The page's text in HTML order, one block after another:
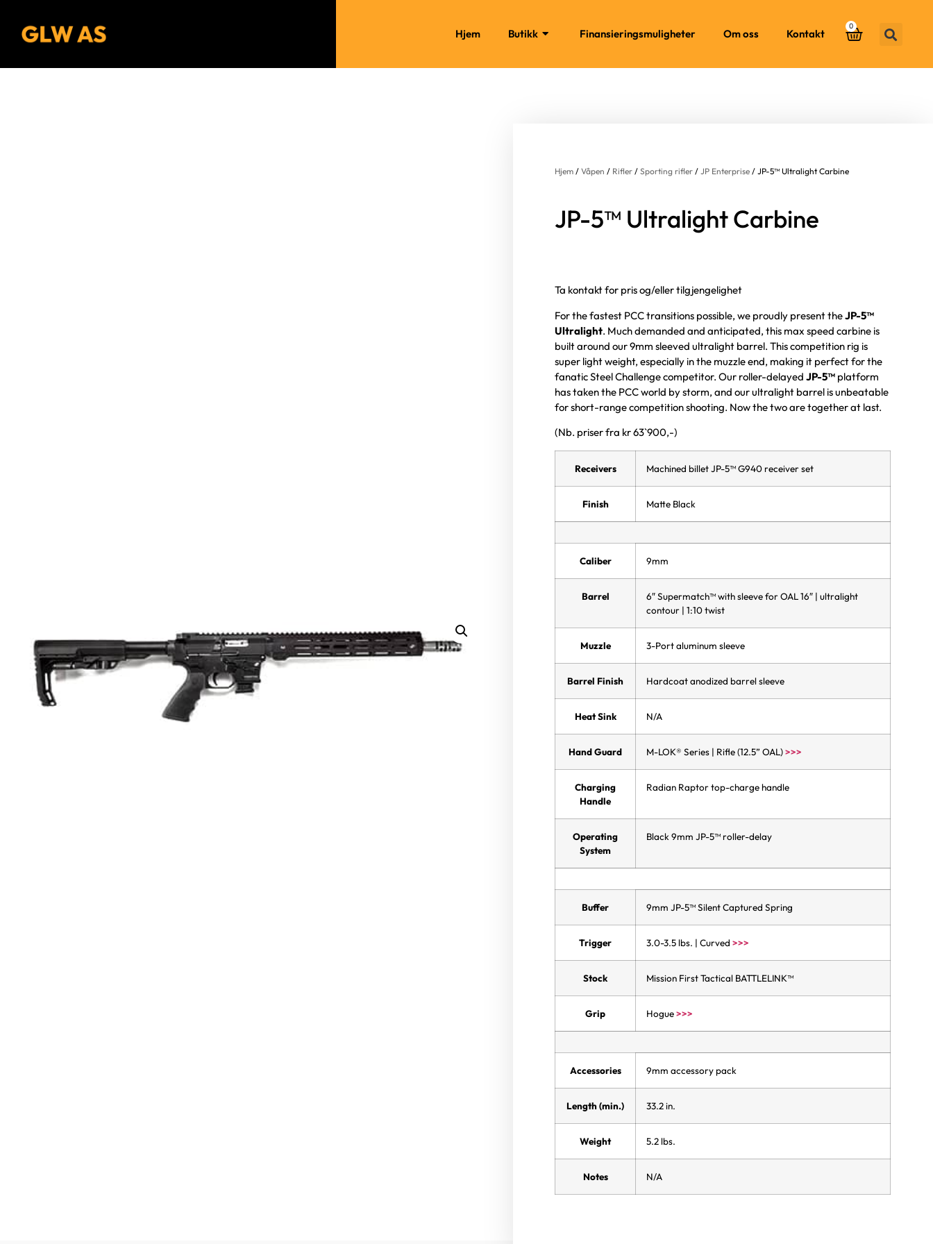
Hjem Butikk Finansieringsmuligheter Om oss Kontakt
0
Hjem /Våpen / Rifler /Sporting rifler /JP Enterprise / JP-5™ Ultralight Carbine
JP-5™ Ultralight Carbine
Ta kontakt for pris og/eller tilgjengelighet
For the fastest PCC transitions possible, we proudly present theJP-5™
Ultralight. Much demanded and anticipated, this max speed carbine is
built around our 9mm sleeved ultralight barrel. This competition rig is
super light weight, especially in the muzzle end, making it perfect for the
fanatic Steel Challenge competitor. Our roller-delayedJP-5™ platform
has taken the PCC world by storm, and our ultralight barrel is unbeatable
for short-range competition shooting. Now the two are together at last.
(Nb. priser fra kr 63`900,-)
Receivers Machined billet JP-5™ G940 receiver set
Finish Matte Black
Caliber 9mm
Barrel
6″ Supermatch™ with sleeve for OAL 16″ | ultralight
contour | 1:10 twist
Muzzle 3-Port aluminum sleeve
Barrel Finish Hardcoat anodized barrel sleeve
Heat Sink N/A
Hand Guard M-LOK® Series | Rifle (12.5” OAL)>>>
Charging
Handle
Radian Raptor top-charge handle
Operating
System
Black 9mm JP-5™ roller-delay
Buffer 9mm JP-5™ Silent Captured Spring
Trigger 3.0-3.5 lbs. | Curved>>>
Stock Mission First Tactical BATTLELINK™
Grip Hogue>>>
Accessories 9mm accessory pack
Length (min.) 33.2 in.
Weight 5.2 lbs.
Notes N/A